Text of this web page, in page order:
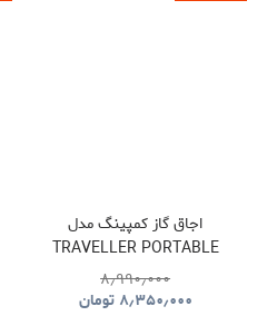
اجاق گاز کمپینگ مدل
TRAVELLER PORTABLE
BBQ HYBQ015
۸٫۹۹۰٫۰۰۰
۸٫۳۵۰٫۰۰۰ تومان